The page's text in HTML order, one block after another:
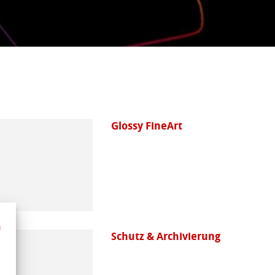
Glossy FineArt
Schutz & Archivierung